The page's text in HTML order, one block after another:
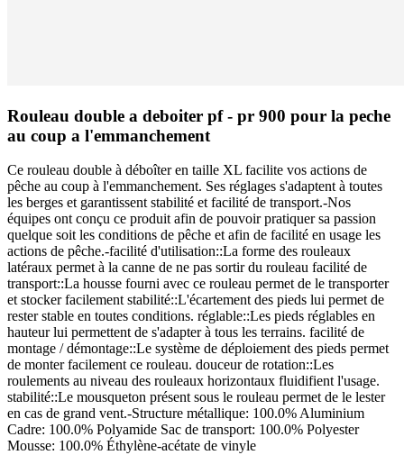
Rouleau double a deboiter pf - pr 900 pour la peche
au coup a l'emmanchement
Ce rouleau double à déboîter en taille XL facilite vos actions de
pêche au coup à l'emmanchement. Ses réglages s'adaptent à toutes
les berges et garantissent stabilité et facilité de transport.-Nos
équipes ont conçu ce produit afin de pouvoir pratiquer sa passion
quelque soit les conditions de pêche et afin de facilité en usage les
actions de pêche.-facilité d'utilisation::La forme des rouleaux
latéraux permet à la canne de ne pas sortir du rouleau facilité de
transport::La housse fourni avec ce rouleau permet de le transporter
et stocker facilement stabilité::L'écartement des pieds lui permet de
rester stable en toutes conditions. réglable::Les pieds réglables en
hauteur lui permettent de s'adapter à tous les terrains. facilité de
montage / démontage::Le système de déploiement des pieds permet
de monter facilement ce rouleau. douceur de rotation::Les
roulements au niveau des rouleaux horizontaux fluidifient l'usage.
stabilité::Le mousqueton présent sous le rouleau permet de le lester
en cas de grand vent.-Structure métallique: 100.0% Aluminium
Cadre: 100.0% Polyamide Sac de transport: 100.0% Polyester
Mousse: 100.0% Éthylène-acétate de vinyle